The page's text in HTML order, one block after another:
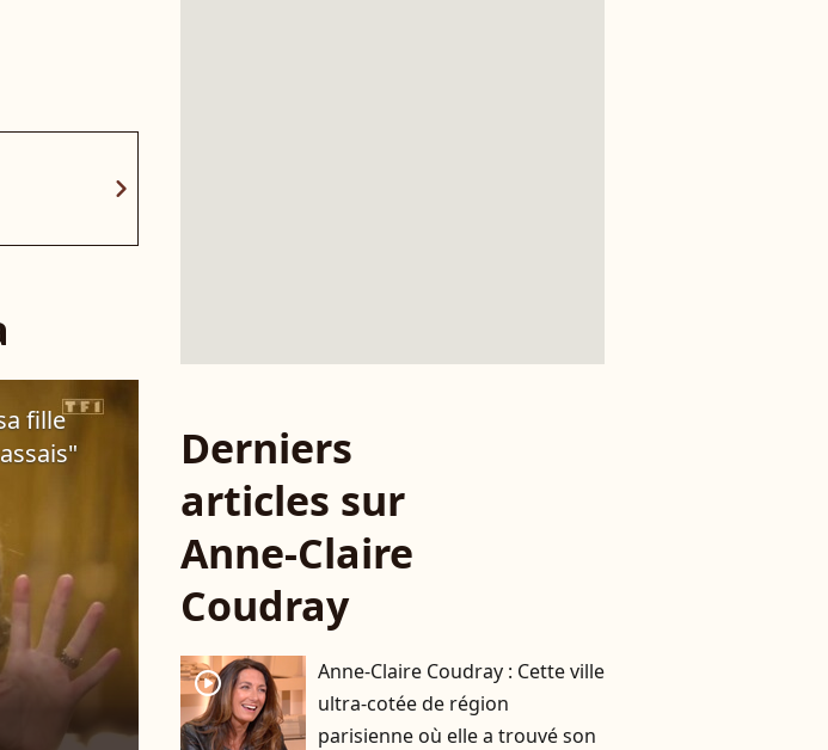
chevron_right
fille
Derniers
articles sur
Anne-Claire
Coudray
player2
Anne-Claire Coudray : Cette ville
ultra-cotée de région
parisienne où elle a trouvé son